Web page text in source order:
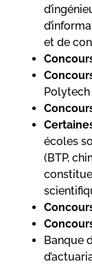
et de
écoles
(BTP,
Banque